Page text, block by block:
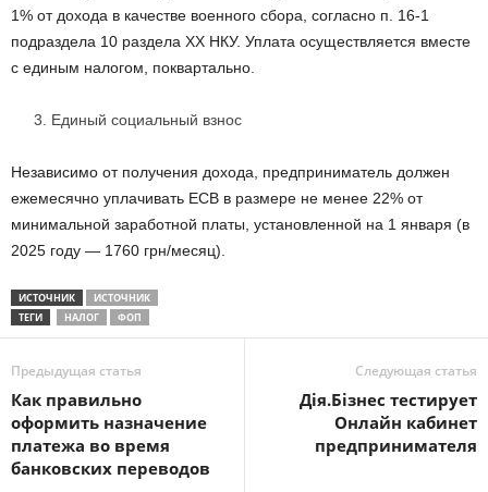
1% от дохода в качестве военного сбора, согласно п. 16-1
подраздела 10 раздела ХХ НКУ. Уплата осуществляется вместе
с единым налогом, поквартально.
Единый социальный взнос
Независимо от получения дохода, предприниматель должен
ежемесячно уплачивать ЕСВ в размере не менее 22% от
минимальной заработной платы, установленной на 1 января (в
2025 году — 1760 грн/месяц).
ИСТОЧНИК
ИСТОЧНИК
ТЕГИ
НАЛОГ ФОП
Предыдущая статья
Как правильно
оформить назначение
платежа во время
банковских переводов
Следующая статья
Дія.Бізнес тестирует
Онлайн кабинет
предпринимателя